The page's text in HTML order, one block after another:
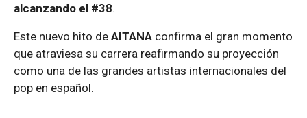
alcanzando el #38.
Este nuevo hito de AITANA confirma el gran momento
que atraviesa su carrera reafirmando su proyección
como una de las grandes artistas internacionales del
pop en español.